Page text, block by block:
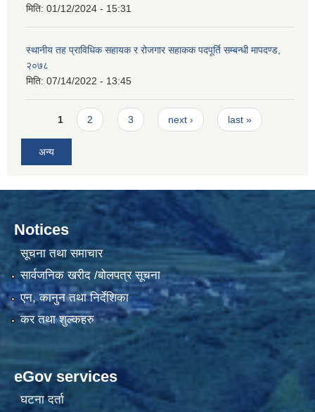
मिति: 01/12/2024 - 15:31
स्थानीय तह प्राविधिक सहायक र रोजगार सहाकक पदपूर्ति सम्बन्धी मापदण्ड,
२०७८
मिति: 07/14/2022 - 13:45
Pages
1 2 3 next › last »
अन्य
Notices
सूचना तथा समाचार
सार्वजनिक खरीद /बोलपत्र सूचना
एन, कानुन तथा निर्देशिका
कर तथा शुल्कहरु
eGov services
घटना दर्ता